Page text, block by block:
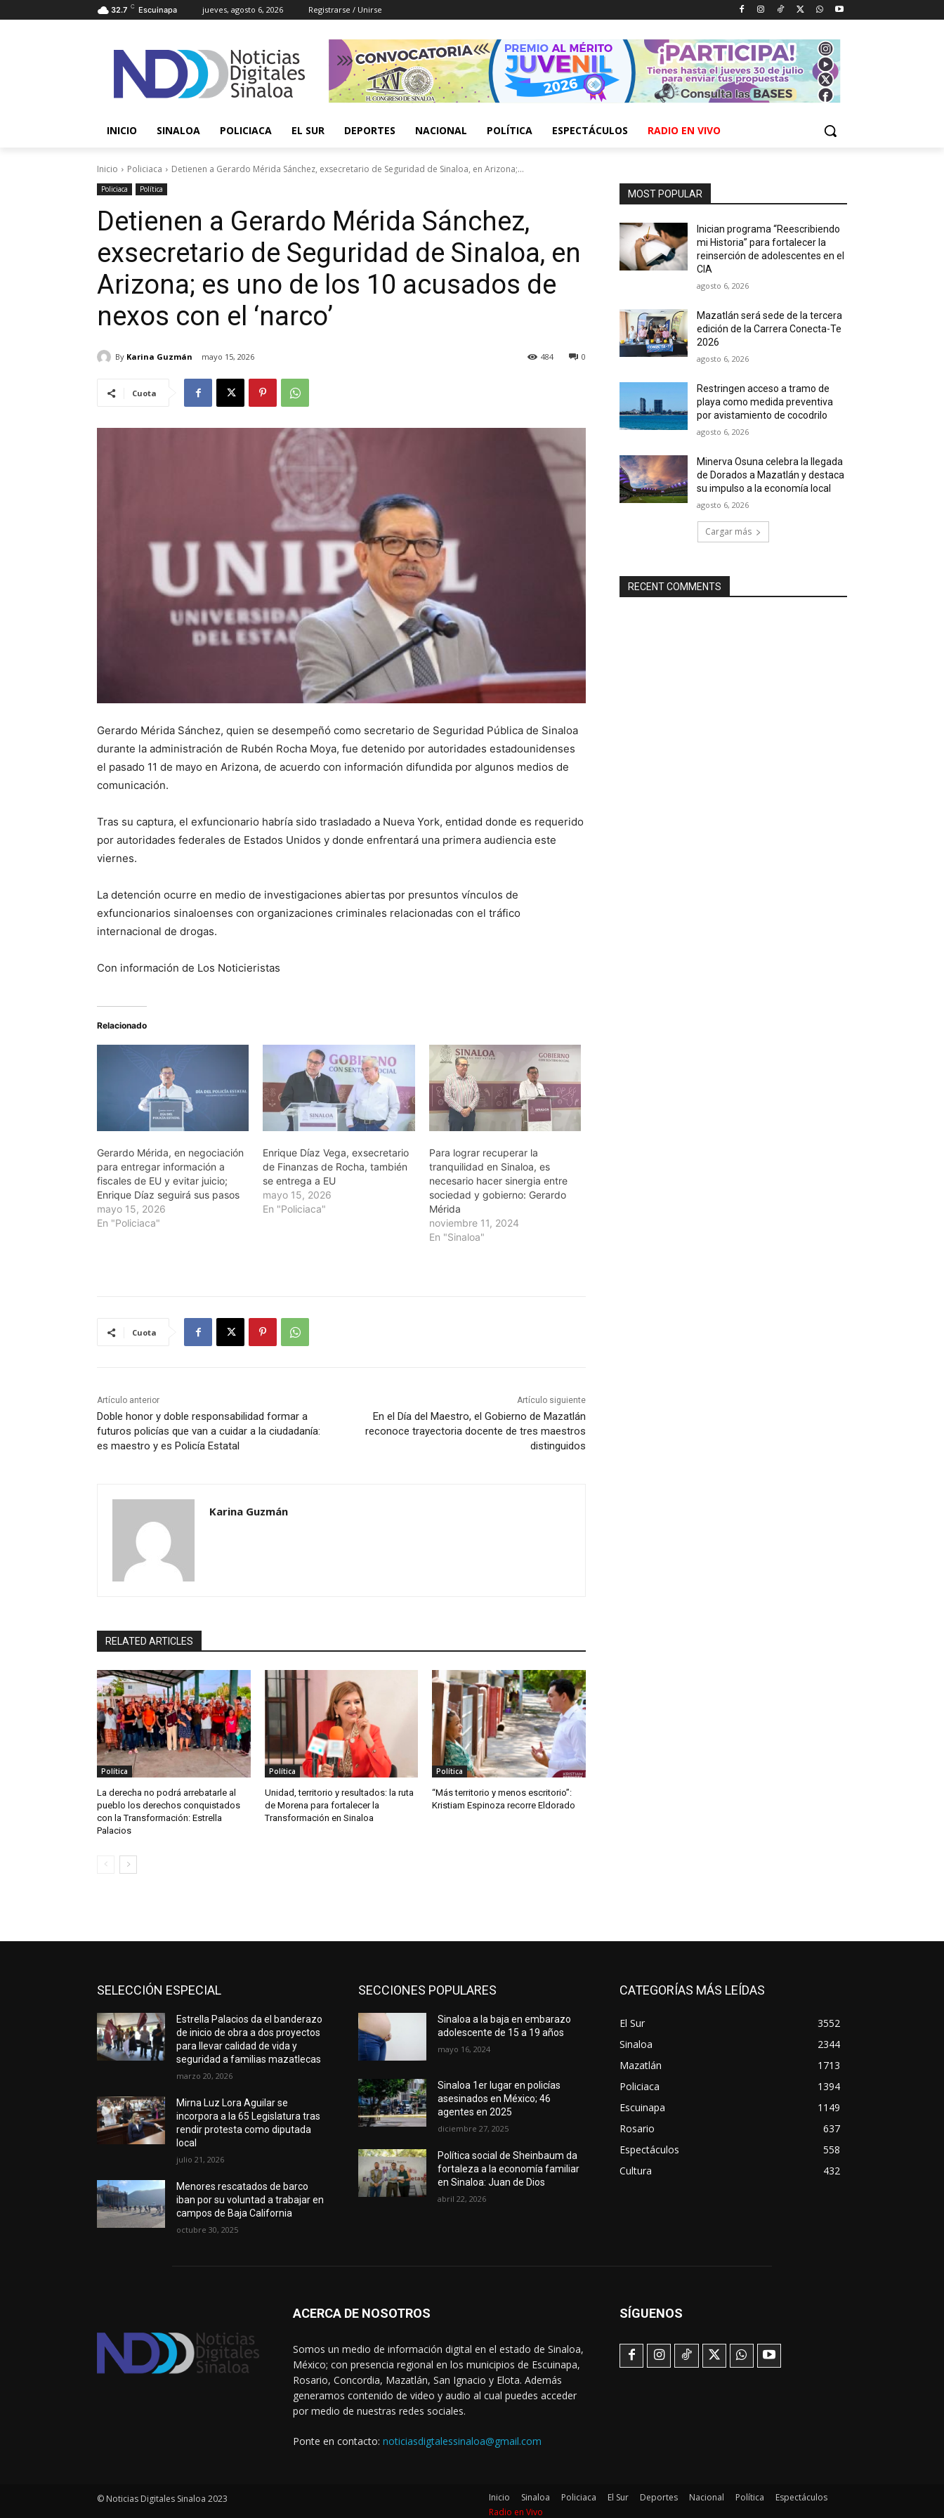
32.7 C Escuinapa jueves, agosto 6, 2026 Registrarse / Unirse
INICIO SINALOA POLICIACA EL SUR DEPORTES NACIONAL POLÍTICA ESPECTÁCULOS RADIO EN VIVO
Inicio Policiaca Detienen a Gerardo Mérida Sánchez, exsecretario de Seguridad de Sinaloa, en Arizona;...
Policiaca Política
Detienen a Gerardo Mérida Sánchez,
exsecretario de Seguridad de Sinaloa, en
Arizona; es uno de los 10 acusados de
nexos con el ‘narco’
By Karina Guzmán mayo 15, 2026 0
484
Cuota
Gerardo Mérida Sánchez, quien se desempeñó como secretario de Seguridad Pública de Sinaloa
durante la administración de Rubén Rocha Moya, fue detenido por autoridades estadounidenses
el pasado 11 de mayo en Arizona, de acuerdo con información difundida por algunos medios de
comunicación.
Tras su captura, el exfuncionario habría sido trasladado a Nueva York, entidad donde es requerido
por autoridades federales de Estados Unidos y donde enfrentará una primera audiencia este
viernes.
La detención ocurre en medio de investigaciones abiertas por presuntos vínculos de
exfuncionarios sinaloenses con organizaciones criminales relacionadas con el tráfico
internacional de drogas.
Con información de Los Noticieristas
Relacionado
Gerardo Mérida, en negociación
para entregar información a
fiscales de EU y evitar juicio;
Enrique Díaz seguirá sus pasos
mayo 15, 2026
En "Policiaca"
Enrique Díaz Vega, exsecretario
de Finanzas de Rocha, también
se entrega a EU
mayo 15, 2026
En "Policiaca"
Para lograr recuperar la
tranquilidad en Sinaloa, es
necesario hacer sinergia entre
sociedad y gobierno: Gerardo
Mérida
noviembre 11, 2024
En "Sinaloa"
Cuota
Artículo anterior
Doble honor y doble responsabilidad formar a
futuros policías que van a cuidar a la ciudadanía:
es maestro y es Policía Estatal
Artículo siguiente
En el Día del Maestro, el Gobierno de Mazatlán
reconoce trayectoria docente de tres maestros
distinguidos
Karina Guzmán
RELATED ARTICLES
Política
La derecha no podrá arrebatarle al
pueblo los derechos conquistados
con la Transformación: Estrella
Palacios
Política
Unidad, territorio y resultados: la ruta
de Morena para fortalecer la
Transformación en Sinaloa
Política
“Más territorio y menos escritorio”:
Kristiam Espinoza recorre Eldorado
MOST POPULAR
Inician programa “Reescribiendo
mi Historia” para fortalecer la
reinserción de adolescentes en el
CIA
agosto 6, 2026
Mazatlán será sede de la tercera
edición de la Carrera Conecta-Te
2026
agosto 6, 2026
Restringen acceso a tramo de
playa como medida preventiva
por avistamiento de cocodrilo
agosto 6, 2026
Minerva Osuna celebra la llegada
de Dorados a Mazatlán y destaca
su impulso a la economía local
agosto 6, 2026
Cargar más
RECENT COMMENTS
SELECCIÓN ESPECIAL
Estrella Palacios da el banderazo
de inicio de obra a dos proyectos
para llevar calidad de vida y
seguridad a familias mazatlecas
marzo 20, 2026
Mirna Luz Lora Aguilar se
incorpora a la 65 Legislatura tras
rendir protesta como diputada
local
julio 21, 2026
Menores rescatados de barco
iban por su voluntad a trabajar en
campos de Baja California
octubre 30, 2025
SECCIONES POPULARES
Sinaloa a la baja en embarazo
adolescente de 15 a 19 años
mayo 16, 2024
Sinaloa 1er lugar en policías
asesinados en México; 46
agentes en 2025
diciembre 27, 2025
Política social de Sheinbaum da
fortaleza a la economía familiar
en Sinaloa: Juan de Dios
abril 22, 2026
CATEGORÍAS MÁS LEÍDAS
El Sur
3552
Sinaloa
2344
Mazatlán
1713
Policiaca
1394
Escuinapa
1149
Rosario
637
Espectáculos
558
Cultura
432
ACERCA DE NOSOTROS
Somos un medio de información digital en el estado de Sinaloa,
México; con presencia regional en los municipios de Escuinapa,
Rosario, Concordia, Mazatlán, San Ignacio y Elota. Además
generamos contenido de video y audio al cual puedes acceder
por medio de nuestras redes sociales.
Ponte en contacto: noticiasdigtalessinaloa@gmail.com
SÍGUENOS
© Noticias Digitales Sinaloa 2023 Inicio Sinaloa Policiaca El Sur Deportes Nacional Política
Espectáculos
Radio en Vivo